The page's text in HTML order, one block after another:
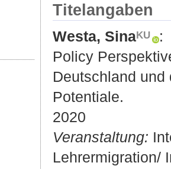
Titelangaben
Westa, Sina
:
Policy
Deutschland
Potentiale.
2020
Veranstaltung:
Lehrermigration/